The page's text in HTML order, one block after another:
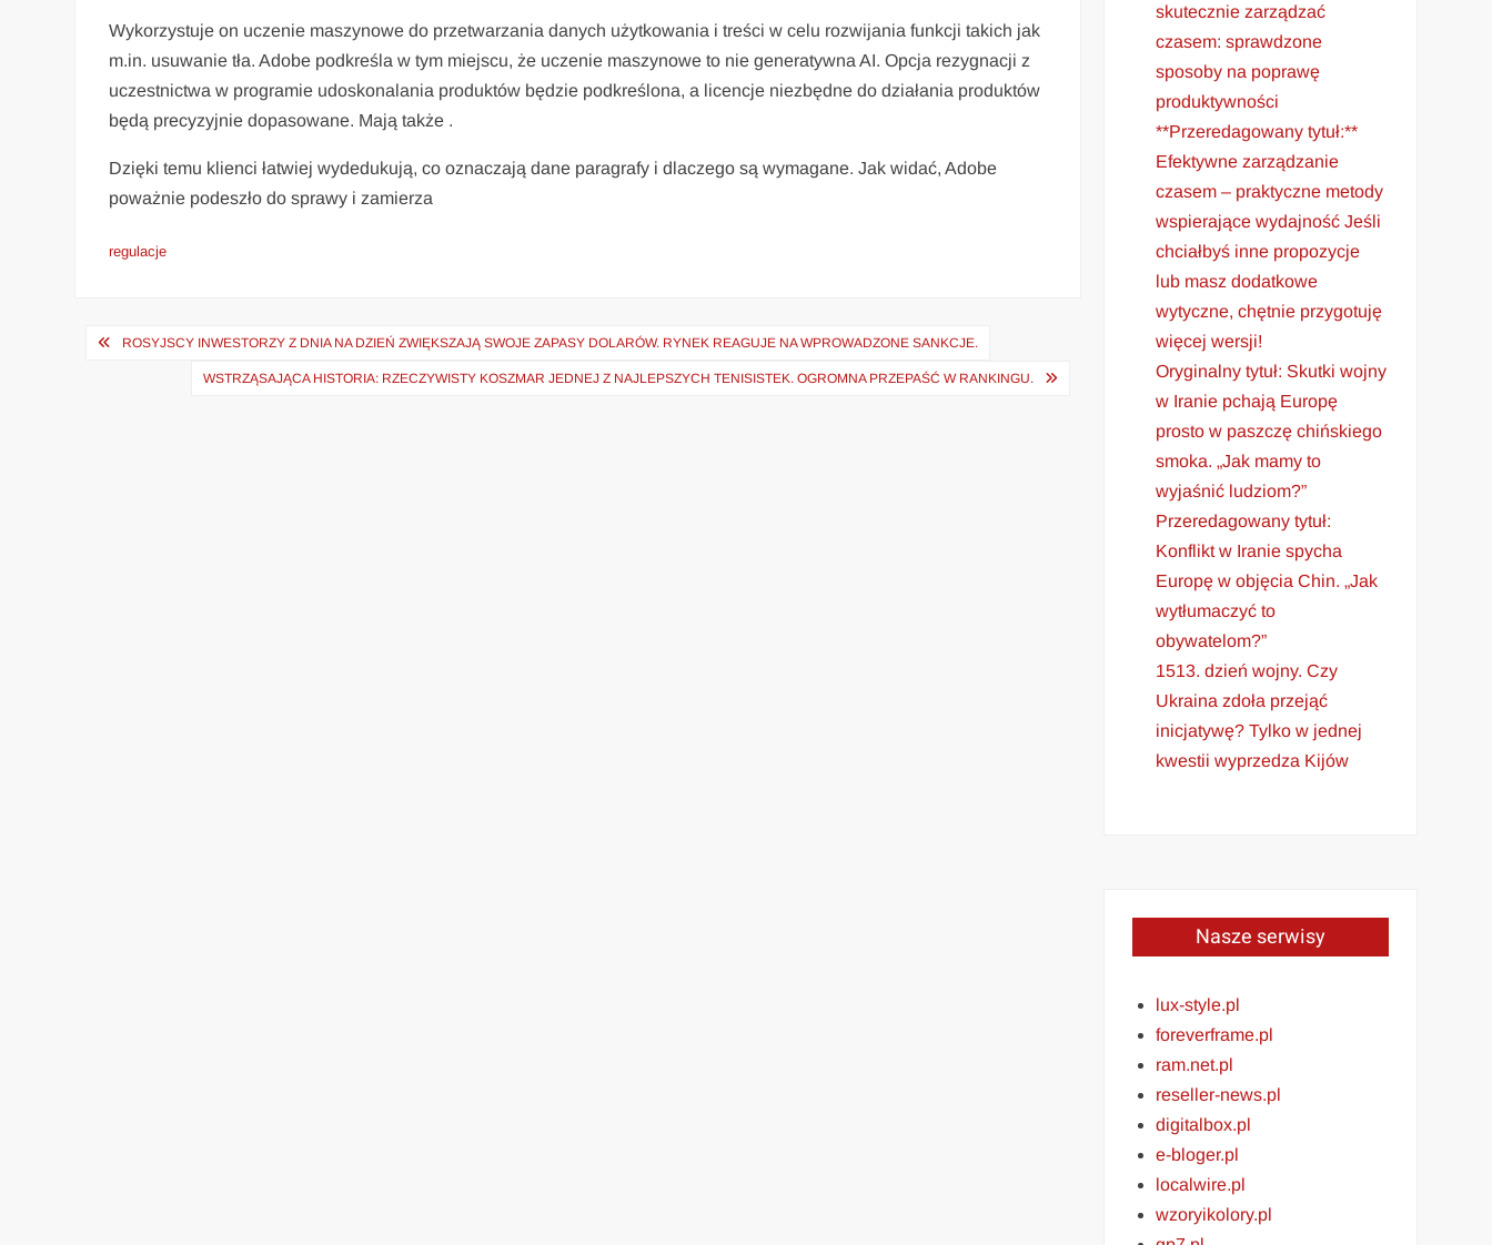
Wykorzystuje on uczenie maszynowe do przetwarzania danych użytkowania i treści w celu rozwijania funkcji takich jak
m.in. usuwanie tła. Adobe podkreśla w tym miejscu, że uczenie maszynowe to nie generatywna AI. Opcja rezygnacji z
uczestnictwa w programie udoskonalania produktów będzie podkreślona, a licencje niezbędne do działania produktów
będą precyzyjnie dopasowane. Mają także .
Dzięki temu klienci łatwiej wydedukują, co oznaczają dane paragrafy i dlaczego są wymagane. Jak widać, Adobe
poważnie podeszło do sprawy i zamierza
regulacje
Nawigacja
ROSYJSCY INWESTORZY Z DNIA NA DZIEŃ ZWIĘKSZAJĄ SWOJE ZAPASY DOLARÓW. RYNEK REAGUJE NA WPROWADZONE SANKCJE.
WSTRZĄSAJĄCA HISTORIA: RZECZYWISTY KOSZMAR JEDNEJ Z NAJLEPSZYCH TENISISTEK. OGROMNA PRZEPAŚĆ W RANKINGU.
skutecznie zarządzać
czasem: sprawdzone
sposoby na poprawę
produktywności
**Przeredagowany tytuł:**
Efektywne zarządzanie
czasem – praktyczne metody
wspierające wydajność Jeśli
chciałbyś inne propozycje
lub masz dodatkowe
wytyczne, chętnie przygotuję
więcej wersji!
Oryginalny tytuł: Skutki wojny
w Iranie pchają Europę
prosto w paszczę chińskiego
smoka. „Jak mamy to
wyjaśnić ludziom?”
Przeredagowany tytuł:
Konflikt w Iranie spycha
Europę w objęcia Chin. „Jak
wytłumaczyć to
obywatelom?”
1513. dzień wojny. Czy
Ukraina zdoła przejąć
inicjatywę? Tylko w jednej
kwestii wyprzedza Kijów
Nasze serwisy
lux-style.pl
foreverframe.pl
ram.net.pl
reseller-news.pl
digitalbox.pl
e-bloger.pl
localwire.pl
wzoryikolory.pl